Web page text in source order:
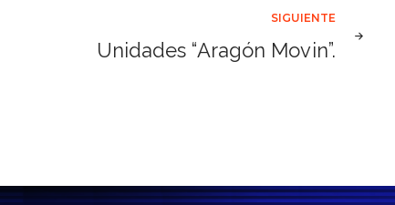
SIGUIENTE
Unidades “Aragón Movin”.